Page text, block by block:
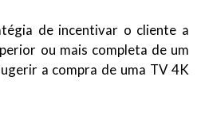
de incentivar o cliente a
ou mais completa de um
a compra de uma TV 4K